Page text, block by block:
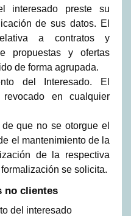
interesado preste su
de sus datos. El
a contratos y
propuestas y ofertas
de forma agrupada.
del Interesado. El
en cualquier
que no se otorgue el
el mantenimiento de la
de la respectiva
se solicita.
no clientes
del interesado